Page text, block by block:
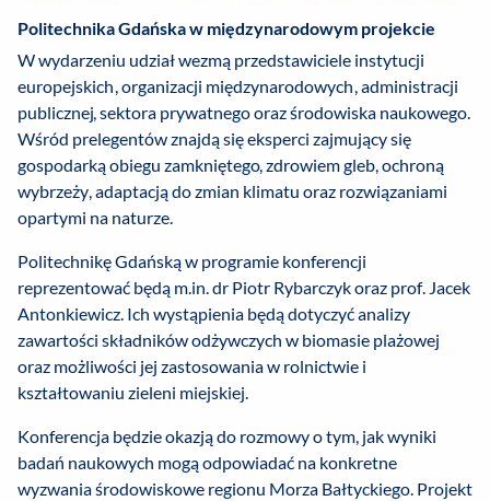
Politechnika Gdańska w międzynarodowym projekcie
W wydarzeniu udział wezmą przedstawiciele instytucji
europejskich, organizacji międzynarodowych, administracji
publicznej, sektora prywatnego oraz środowiska naukowego.
Wśród prelegentów znajdą się eksperci zajmujący się
gospodarką obiegu zamkniętego, zdrowiem gleb, ochroną
wybrzeży, adaptacją do zmian klimatu oraz rozwiązaniami
opartymi na naturze.
Politechnikę Gdańską w programie konferencji
reprezentować będą m.in. dr Piotr Rybarczyk oraz prof. Jacek
Antonkiewicz. Ich wystąpienia będą dotyczyć analizy
zawartości składników odżywczych w biomasie plażowej
oraz możliwości jej zastosowania w rolnictwie i
kształtowaniu zieleni miejskiej.
Konferencja będzie okazją do rozmowy o tym, jak wyniki
badań naukowych mogą odpowiadać na konkretne
wyzwania środowiskowe regionu Morza Bałtyckiego. Projekt